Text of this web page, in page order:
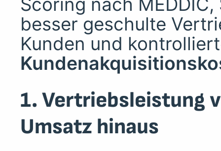
besser geschulte
Kunden und
1. Vertriebsleistung
Umsatz hinaus